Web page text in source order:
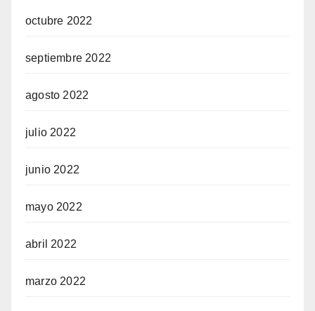
octubre 2022
septiembre 2022
agosto 2022
julio 2022
junio 2022
mayo 2022
abril 2022
marzo 2022